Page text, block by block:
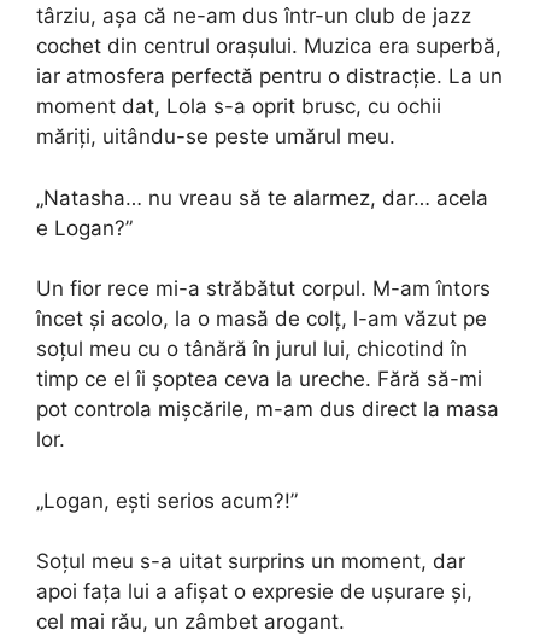
târziu, așa că ne-am dus într-un club de jazz
cochet din centrul orașului. Muzica era superbă,
iar atmosfera perfectă pentru o distracție. La un
moment dat, Lola s-a oprit brusc, cu ochii
măriți, uitându-se peste umărul meu.
„Natasha… nu vreau să te alarmez, dar… acela
e Logan?”
Un fior rece mi-a străbătut corpul. M-am întors
încet și acolo, la o masă de colț, l-am văzut pe
soțul meu cu o tânără în jurul lui, chicotind în
timp ce el îi șoptea ceva la ureche. Fără să-mi
pot controla mișcările, m-am dus direct la masa
lor.
„Logan, ești serios acum?!”
Soțul meu s-a uitat surprins un moment, dar
apoi fața lui a afișat o expresie de ușurare și,
cel mai rău, un zâmbet arogant.